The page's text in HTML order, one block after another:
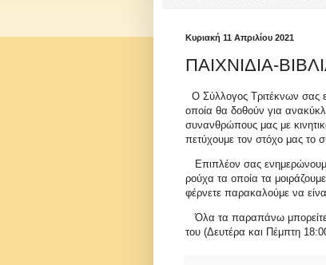
Κυριακή 11 Απριλίου 2021
ΠΑΙΧΝΙΔΙΑ-
Ο Σύλλογος Τριτέκνων σας
οποία θα δοθούν για
συνανθρώπους μας με
πετύχουμε τον στόχο μας το
Επιπλέον σας
ρούχα τα οποία τα
φέρνετε παρακαλούμε να
Όλα τα παραπάνω μπορείτε
του (Δευτέρα και Πέμπτη